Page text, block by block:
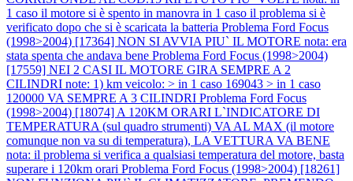
1 caso il motore si è spento in manovra in 1 caso il problema si è
verificato dopo che si è scaricata la batteria Problema Ford Focus
(1998>2004) [17364] NON SI AVVIA PIU` IL MOTORE nota: era
stata spenta che andava bene Problema Ford Focus (1998>2004)
[17559] NEI 2 CASI IL MOTORE GIRA SEMPRE A 2
CILINDRI note: 1) km veicolo: > in 1 caso 169043 > in 1 caso
120000 VA SEMPRE A 3 CILINDRI Problema Ford Focus
(1998>2004) [18074] A 120KM ORARI L`INDICATORE DI
TEMPERATURA (sul quadro strumenti) VA AL MAX (il motore
comunque non va su di temperatura), LA VETTURA VA BENE
nota: il problema si verifica a qualsiasi temperatura del motore, basta
superare i 120km orari Problema Ford Focus (1998>2004) [18261]